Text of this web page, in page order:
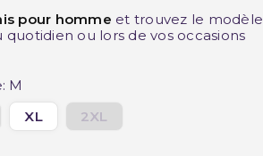
pour homme et trouvez le modèle
ou lors de vos occasions
M
XL 2XL